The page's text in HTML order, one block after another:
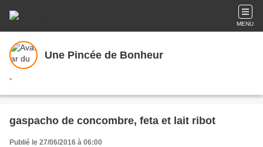
MENU
Une Pincée de Bonheur
*
gaspacho de concombre, feta et lait ribot
Publié le 27/06/2016 à 06:00